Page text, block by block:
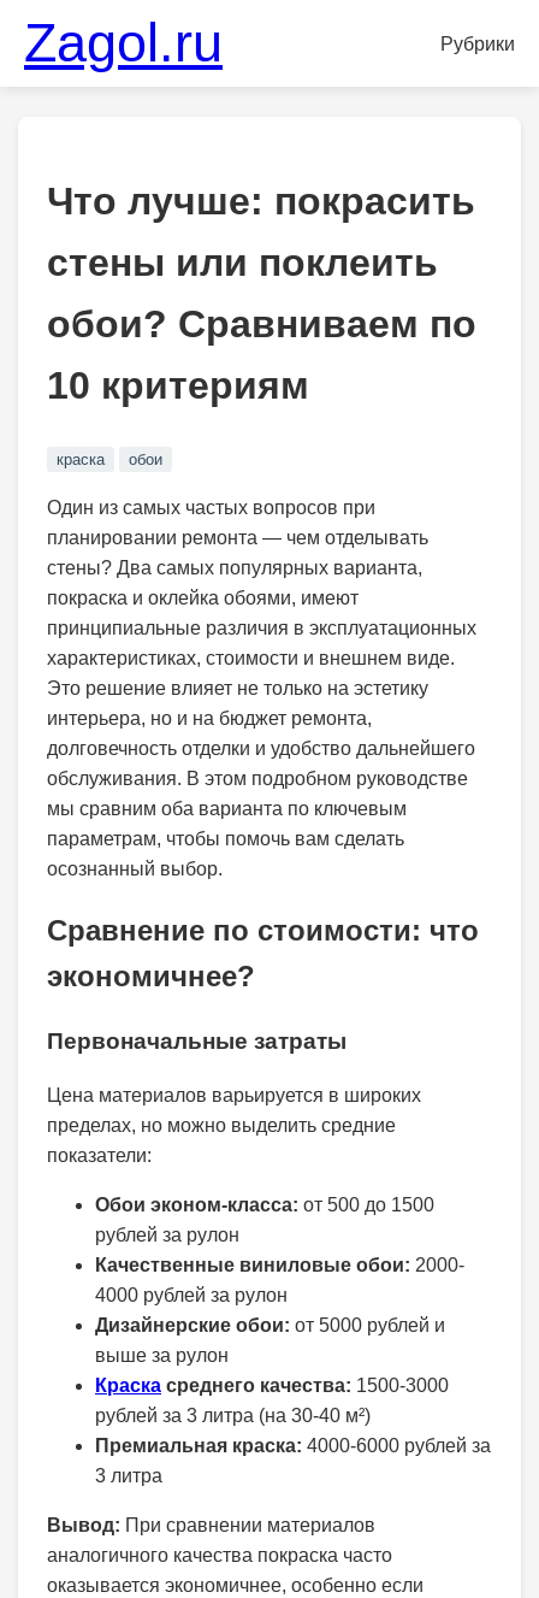
Zagol.ru Рубрики
Что лучше: покрасить
стены или поклеить
обои? Сравниваем по
10 критериям
краска обои
Один из самых частых вопросов при
планировании ремонта — чем отделывать
стены? Два самых популярных варианта,
покраска и оклейка обоями, имеют
принципиальные различия в эксплуатационных
характеристиках, стоимости и внешнем виде.
Это решение влияет не только на эстетику
интерьера, но и на бюджет ремонта,
долговечность отделки и удобство дальнейшего
обслуживания. В этом подробном руководстве
мы сравним оба варианта по ключевым
параметрам, чтобы помочь вам сделать
осознанный выбор.
Сравнение по стоимости: что
экономичнее?
Первоначальные затраты
Цена материалов варьируется в широких
пределах, но можно выделить средние
показатели:
Обои эконом-класса: от 500 до 1500
рублей за рулон
Качественные виниловые обои: 2000-
4000 рублей за рулон
Дизайнерские обои: от 5000 рублей и
выше за рулон
Краска среднего качества: 1500-3000
рублей за 3 литра (на 30-40 м²)
Премиальная краска: 4000-6000 рублей за
3 литра
Вывод: При сравнении материалов
аналогичного качества покраска часто
оказывается экономичнее, особенно если